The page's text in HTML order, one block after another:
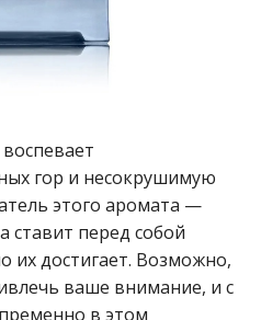
гор и несокрушимую
этого аромата —
ставит перед собой
их достигает. Возможно,
ваше внимание, и с
в этом